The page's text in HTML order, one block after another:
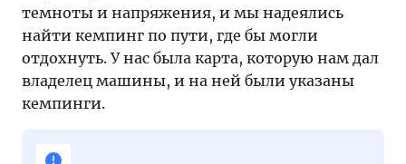
темноты и напряжения, и мы надеялись
найти кемпинг по пути, где бы могли
отдохнуть. У нас была карта, которую нам дал
владелец машины, и на ней были указаны
кемпинги.